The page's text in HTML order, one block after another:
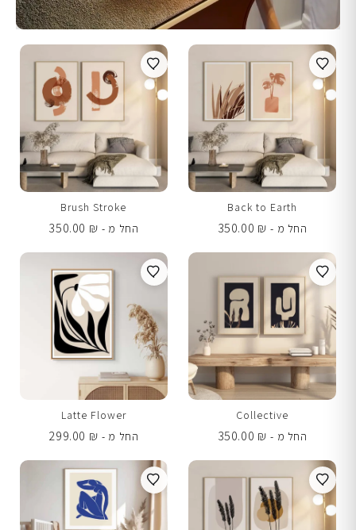
Back to Earth
החל מ -
350.00 ₪
Brush Stroke
החל מ -
350.00 ₪
Collective
החל מ -
350.00 ₪
Latte Flower
החל מ -
299.00 ₪